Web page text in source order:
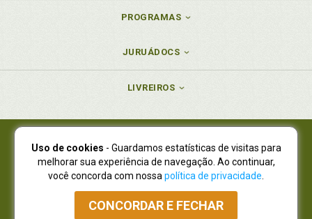
PROGRAMAS
JURUÁDOCS
LIVREIROS
Juruá Editora Ltda., CNPJ 77.535.508/0001-19
Juruá Informática Ltda., CNPJ 01.701.561/0001-80
NOVO ENDEREÇO:R. Flávio Dallegrave, 7665, São Lourenço |
Curitiba - Paraná - CEP 82210-310
Atendimento: (41) 4009-3900|Vendas Atacado: (41) 4009-3939
Uso de cookies - Guardamos estatísticas de visitas para
melhorar sua experiência de navegação. Ao continuar,
você concorda com nossa política de privacidade
CONCORDAR E FECHAR